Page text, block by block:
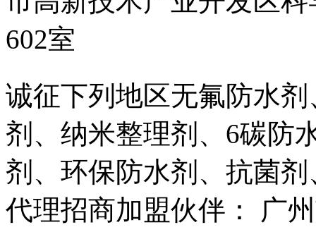
602室
诚征下列地区无氟防水
剂、纳米整理剂、6碳防
剂、环保防水剂、抗菌
代理招商加盟伙伴： 广